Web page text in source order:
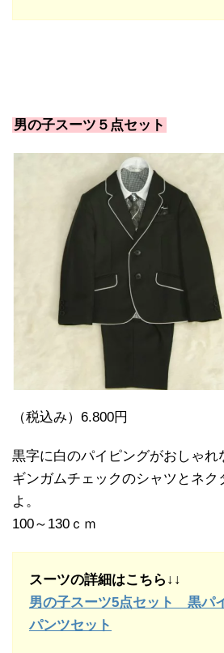
男の子スーツ５点セット
（税込み）6.800円
黒字に白のパイピングがおしゃれ
ギンガムチェックのシャツとネク
よ。
100～130ｃｍ
スーツの詳細はこちら↓↓
男の子スーツ5点セット 黒パ
パンツセット